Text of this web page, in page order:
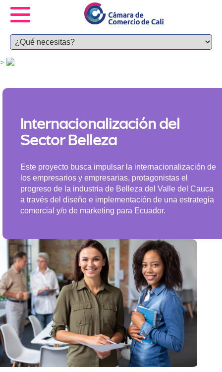
>
Internacionalización del
Sector Belleza
Este proyecto busca impulsar la internacionalización de
los empresarios y empresarias, protagonistas el
progreso de la industria de Belleza del Valle del Cauca
a través del diseño e implementación de una estrategia
comercial y/o de marketing para Ecuador.